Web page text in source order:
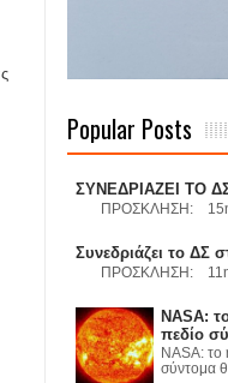
Popular Posts
ΣΥΝΕΔΡΙΑΖΕΙ ΤΟ ΔΣ
ΠΡΟΣΚΛΗΣΗ: 15η /
Συνεδριάζει το ΔΣ
ΠΡΟΣΚΛΗΣΗ: 11η /
NASA:
πεδίο
NASA: το
σύντομα